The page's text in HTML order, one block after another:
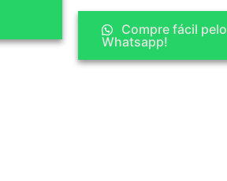
Compre fácil pelo
Whatsapp!